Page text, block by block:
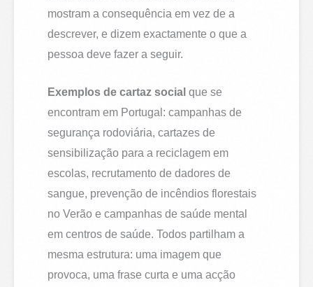
mostram a consequência em vez de a
descrever, e dizem exactamente o que a
pessoa deve fazer a seguir.
Exemplos de cartaz social que se
encontram em Portugal: campanhas de
segurança rodoviária, cartazes de
sensibilização para a reciclagem em
escolas, recrutamento de dadores de
sangue, prevenção de incêndios florestais
no Verão e campanhas de saúde mental
em centros de saúde. Todos partilham a
mesma estrutura: uma imagem que
provoca, uma frase curta e uma acção